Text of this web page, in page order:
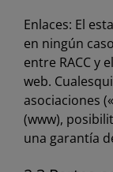
Enlaces: El
en ningún
entre RACC y
web.
asociaciones
(www),
una garantía